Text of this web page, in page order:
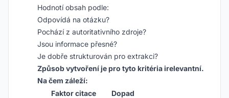
Hodnotí obsah podle:
Odpovídá na otázku?
Pochází z autoritativního zdroje?
Jsou informace přesné?
Je dobře strukturován pro extrakci?
Způsob vytvoření je pro tyto kritéria irelevantní.
Na čem záleží:
Faktor citace
Dopad